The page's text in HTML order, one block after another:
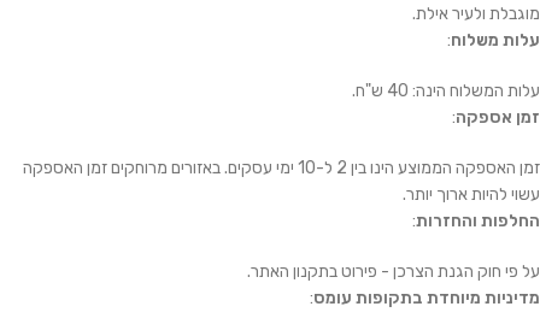
מוגבלת ולעיר אילת.
עלות משלוח:
עלות המשלוח הינה: 40 ש"ח.
זמן אספקה:
זמן האספקה הממוצע הינו בין 2 ל-10 ימי עסקים. באזורים מרוחקים זמן האספקה
עשוי להיות ארוך יותר.
החלפות והחזרות:
על פי חוק הגנת הצרכן - פירוט בתקנון האתר.
מדיניות מיוחדת בתקופות עומס: